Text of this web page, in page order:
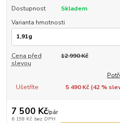
Dostupnost
Skladem
Varianta hmotnosti
Cena před
slevou
12 990 Kč
Ušetříte
5 490 Kč (42%
7 500 Kč/pár
6 198 Kč bez DPH